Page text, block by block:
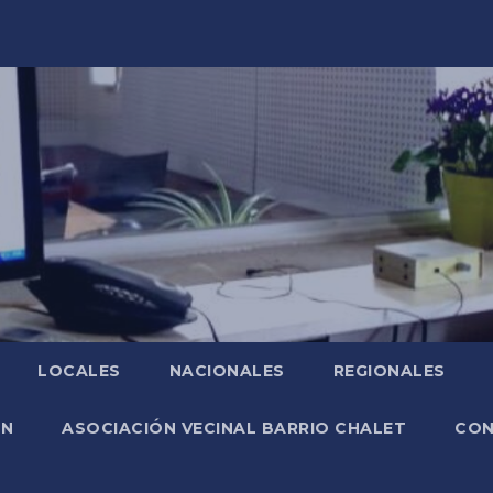
LOCALES NACIONALES REGIONALES
ASOCIACIÓN VECINAL BARRIO CHALET